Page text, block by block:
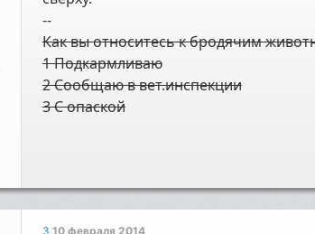
--
Как вы относитесь к бродячим
1 Подкармливаю
2 Сообщаю в вет.инспекции
3 С опаской
3 10 февраля 2014